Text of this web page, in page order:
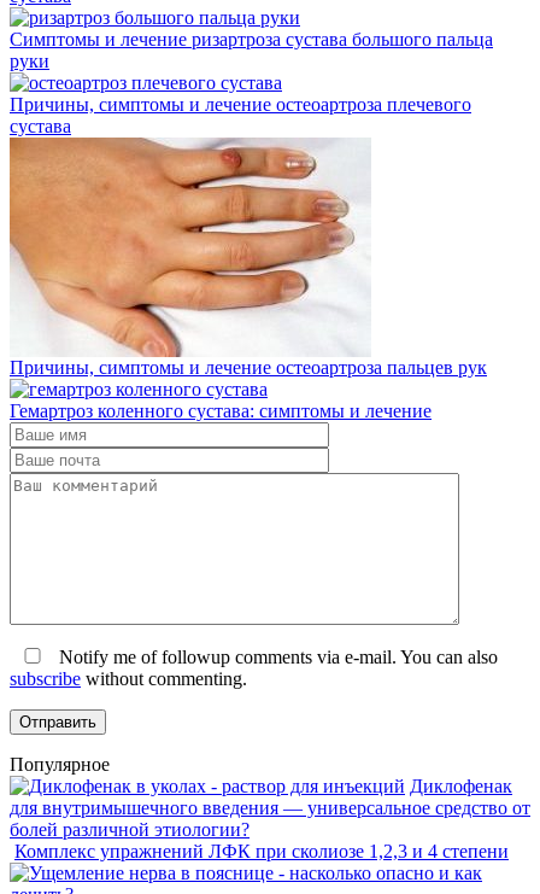
Симптомы и лечение ризартроза сустава большого пальца
руки
Причины, симптомы и лечение остеоартроза плечевого
сустава
Причины, симптомы и лечение остеоартроза пальцев рук
Гемартроз коленного сустава: симптомы и лечение
Notify me of followup comments via e-mail. You can also
subscribe without commenting.
Популярное
Диклофенак
для внутримышечного введения — универсальное средство от
болей различной этиологии?
Комплекс упражнений ЛФК при сколиозе 1,2,3 и 4 степени